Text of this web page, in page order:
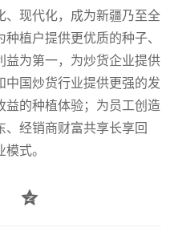
、现代化，成为新疆乃至全
植户提供更优质的种子、
益为第一，为炒货企业提供
中国炒货行业提供更强的发
益的种植体验；为员工创造
、经销商财富共享长享回
式。